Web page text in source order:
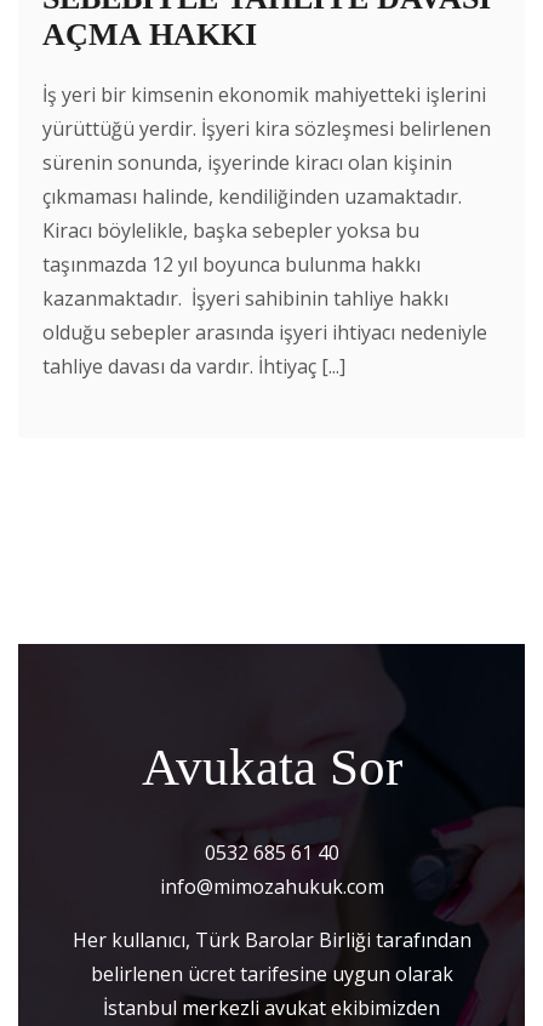
AÇMA HAKKI
İş yeri bir kimsenin ekonomik mahiyetteki işlerini
yürüttüğü yerdir. İşyeri kira sözleşmesi belirlenen
sürenin sonunda, işyerinde kiracı olan kişinin
çıkmaması halinde, kendiliğinden uzamaktadır.
Kiracı böylelikle, başka sebepler yoksa bu
taşınmazda 12 yıl boyunca bulunma hakkı
kazanmaktadır. İşyeri sahibinin tahliye hakkı
olduğu sebepler arasında işyeri ihtiyacı nedeniyle
tahliye davası da vardır. İhtiyaç [...]
Avukata Sor
0532 685 61 40
info@mimozahukuk.com
Her kullanıcı, Türk Barolar Birliği tarafından
belirlenen ücret tarifesine uygun olarak
İstanbul merkezli avukat ekibimizden